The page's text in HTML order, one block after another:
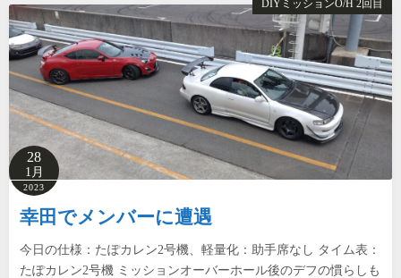
DIYミッションO/H 2回目
28
1月
2023
幸田でメンバーに遭遇
今日の仕様：たぽカレン2号機、軽量化：助手席なし タイム表：
たぽカレン2号機 ミッションオーバーホール後のデフの慣らしも